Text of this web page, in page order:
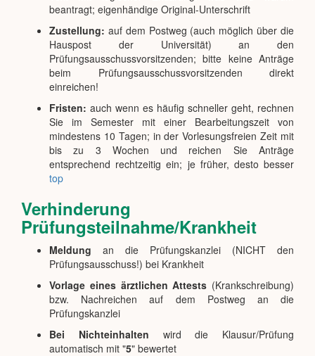
beantragt; eigenhändige Original-Unterschrift
Zustellung: auf dem Postweg (auch möglich über die
Hauspost der Universität) an den
Prüfungsausschussvorsitzenden; bitte keine Anträge
beim Prüfungsausschussvorsitzenden direkt
einreichen!
Fristen: auch wenn es häufig schneller geht, rechnen
Sie im Semester mit einer Bearbeitungszeit von
mindestens 10 Tagen; in der Vorlesungsfreien Zeit mit
bis zu 3 Wochen und reichen Sie Anträge
entsprechend rechtzeitig ein; je früher, desto besser
top
Verhinderung
Prüfungsteilnahme/Krankheit
Meldung an die Prüfungskanzlei (NICHT den
Prüfungsausschuss!) bei Krankheit
Vorlage eines ärztlichen Attests (Krankschreibung)
bzw. Nachreichen auf dem Postweg an die
Prüfungskanzlei
Bei Nichteinhalten wird die Klausur/Prüfung
automatisch mit "5" bewertet